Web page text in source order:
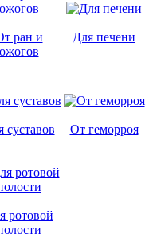
ран и
ожогов
Для печени
суставов От геморроя
ротовой